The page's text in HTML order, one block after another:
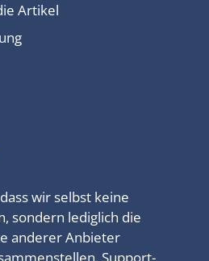
Artikel
wir selbst keine
sondern lediglich die
anderer Anbieter